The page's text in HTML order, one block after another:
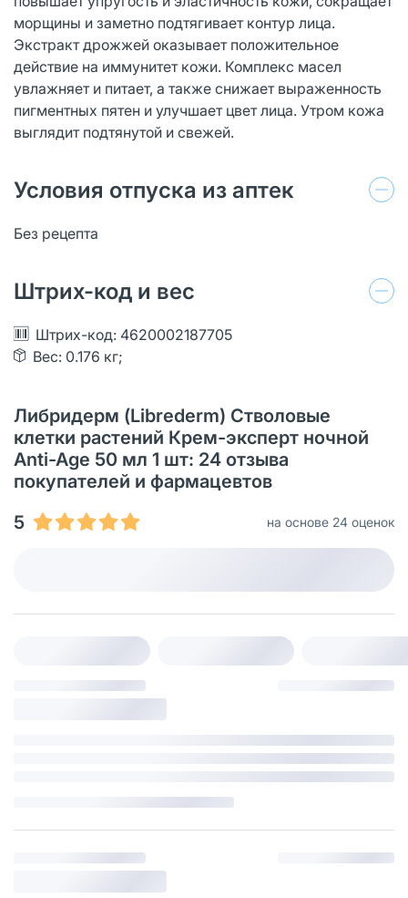
морщины и заметно подтягивает контур лица.
Экстракт дрожжей оказывает положительное
действие на иммунитет кожи. Комплекс масел
увлажняет и питает, а также снижает выраженность
пигментных пятен и улучшает цвет лица. Утром кожа
выглядит подтянутой и свежей.
Условия отпуска из аптек
Без рецепта
Штрих-код и вес
Штрих-код: 4620002187705
Вес: 0.176 кг;
Либридерм (Librederm) Стволовые
клетки растений Крем-эксперт ночной
Anti-Age 50 мл 1 шт: 24 отзыва
покупателей и фармацевтов
5
на основе 24 оценок